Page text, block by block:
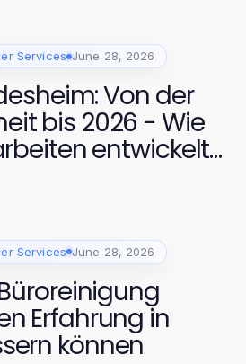
Services June 28, 2026
Von der
bis 2026 - Wie
entwickelt
Services June 28, 2026
Erfahrung in
können